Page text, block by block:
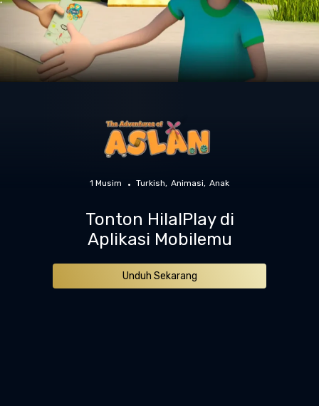
1 Musim Turkish Animasi Anak
Tonton HilalPlay di
Aplikasi Mobilemu
Unduh Sekarang